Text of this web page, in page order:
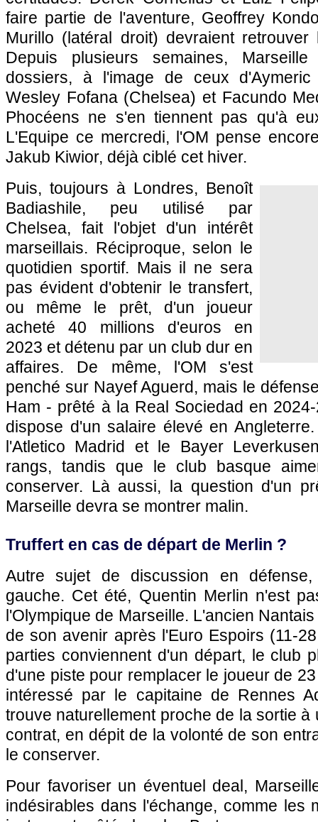
faire partie de l'aventure, Geoffrey
Murillo (latéral droit) devraient retrouver
Depuis plusieurs semaines,
dossiers, à l'image de ceux
Wesley Fofana (Chelsea) et Facundo
Phocéens ne s'en tiennent pas qu'à
L'Equipe ce mercredi, l'OM pense
Jakub Kiwior, déjà ciblé cet hiver.
Puis, toujours à Londres, Benoît
Badiashile, peu utilisé par
Chelsea, fait l'objet d'un intérêt
marseillais. Réciproque, selon le
quotidien sportif. Mais il ne sera
pas évident d'obtenir le transfert,
ou même le prêt, d'un joueur
acheté 40 millions d'euros en
2023 et détenu par un club dur en
affaires. De même, l'OM s'est
penché sur Nayef Aguerd, mais le
Ham - prêté à la Real Sociedad en
dispose d'un salaire élevé en
l'Atletico Madrid et le Bayer
rangs, tandis que le club basque
conserver. Là aussi, la question d'un
Marseille devra se montrer malin.
Truffert en cas de départ de Merlin ?
Autre sujet de discussion en
gauche. Cet été, Quentin Merlin n'est
l'Olympique de Marseille. L'ancien
de son avenir après l'Euro Espoirs (11-
parties conviennent d'un départ, le club
d'une piste pour remplacer le joueur de
intéressé par le capitaine de Rennes
trouve naturellement proche de la sortie à
contrat, en dépit de la volonté de son
le conserver.
Pour favoriser un éventuel deal,
indésirables dans l'échange, comme les